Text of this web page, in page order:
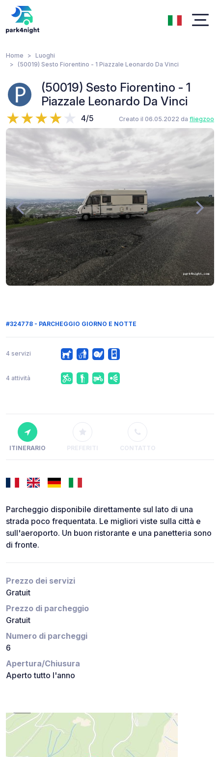
Home
Luoghi
(50019) Sesto Fiorentino - 1 Piazzale Leonardo Da Vinci
(50019) Sesto Fiorentino - 1
Piazzale Leonardo Da Vinci
4/5 Creato il 06.05.2022 da fliegzoo
#324778 - PARCHEGGIO GIORNO E NOTTE
4 servizi
4 attività
ITINERARIO PREFERITI CONTATTO
Parcheggio disponibile direttamente sul lato di una
strada poco frequentata. Le migliori viste sulla città e
sull'aeroporto. Un buon ristorante e una panetteria sono
di fronte.
Prezzo dei servizi
Gratuit
Prezzo di parcheggio
Gratuit
Numero di parcheggi
6
Apertura/Chiusura
Aperto tutto l'anno